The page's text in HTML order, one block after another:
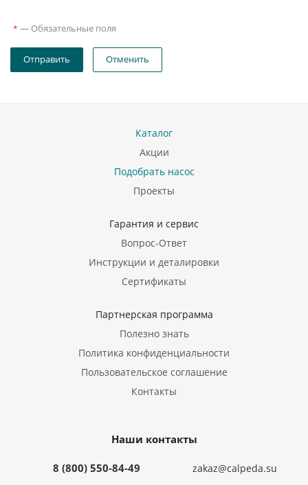
* — Обязательные поля
Отправить Отменить
Каталог
Акции
Подобрать насос
Проекты
Гарантия и сервис
Вопрос-Ответ
Инструкции и деталировки
Сертификаты
Партнерская программа
Полезно знать
Политика конфиденциальности
Пользовательское соглашение
Контакты
Наши контакты
8 (800) 550-84-49 zakaz@calpeda.su